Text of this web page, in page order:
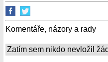
Komentáře, názory a rady
Zatím sem nikdo nevložil